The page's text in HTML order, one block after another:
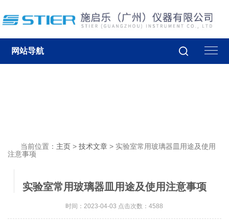
网站导航
当前位置： 主页 >技术文章 > 实验室常用玻璃器皿用途及使用
注意事项
实验室常用玻璃器皿用途及使用注意事项
时间：2023-04-03 点击次数：4588